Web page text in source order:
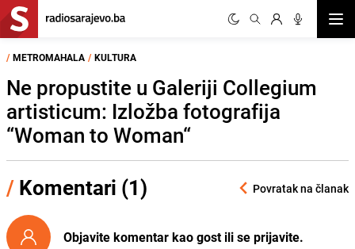
/ METROMAHALA / KULTURA
Ne propustite u Galeriji Collegium
artisticum: Izložba fotografija
“Woman to Woman“
/ Komentari (1) Povratak na članak
Objavite komentar kao gost ili se prijavite.